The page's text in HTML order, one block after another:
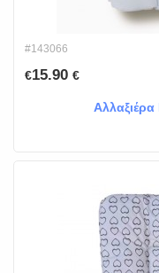
#143066
€15.90 €